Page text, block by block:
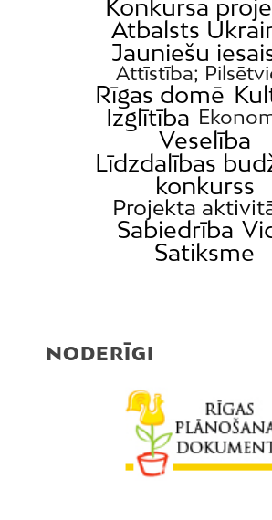
Konkursa
Atbalsts
Jauniešu
Attīstība;
Rīgas domē
Izglītība
Veselība
Līdzdalības
konkurss
Projekta
Sabiedrība
Satiksme
NODERĪGI